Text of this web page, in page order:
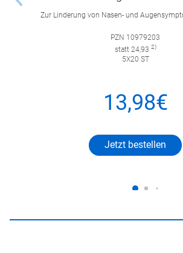
PZN 10979203
statt 24,93 2)
5X20 ST
13,98€
Jetzt bestellen